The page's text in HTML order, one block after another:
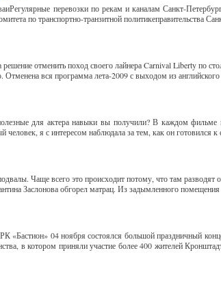
перевозки по рекам и каналам Санкт-
по транспортно-транзитной политикеправительства
отменить поход своего лайнера Carnival Liberty по
вся программа лета-2009 с выходом из
для актера навыки вы получили? В каждом фильме
я с интересом наблюдала за тем, как он готовился
Чаще всего это происходит потому, что там разводят
Заслонова обгорел матрац. Из задымленного
«Бастион» 04 ноября состоялся большой праздничный
в котором приняли участие более 400 жителей